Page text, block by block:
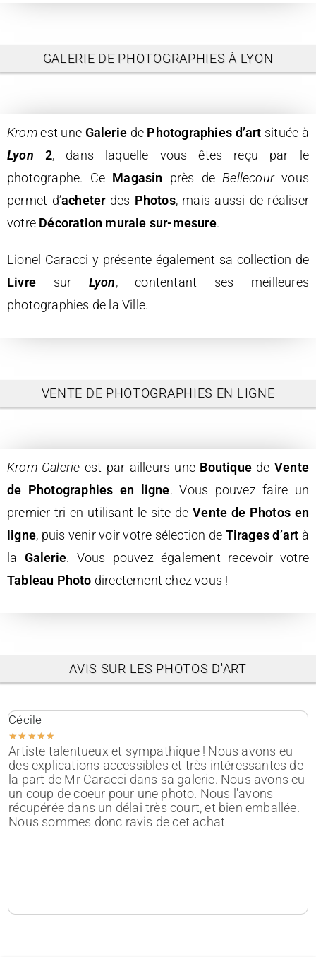
GALERIE DE PHOTOGRAPHIES À LYON
Kromest une Galerie de Photographies d’art située à
Lyon 2, dans laquelle vous êtes reçu par le
photographe. Ce Magasin près deBellecourvous
permet d’acheterdes Photos, mais aussi de réaliser
votre Décoration murale sur-mesure.
Lionel Caracci y présente également sa collection de
Livre sur Lyon, contentant ses meilleures
photographies de la Ville.
VENTE DE PHOTOGRAPHIES EN LIGNE
Krom Galerie est par ailleurs une Boutique de Vente
de Photographies en ligne. Vous pouvez faire un
premier tri en utilisant le site deVente de Photos en
ligne, puis venir voir votre sélection de Tirages d’art à
la Galerie. Vous pouvez également recevoir votre
Tableau Photo directement chez vous !
AVIS SUR LES PHOTOS D'ART
Cécile
★★ ★★★
Artiste talentueux et sympathique ! Nous avons eu
des explications accessibles et très intéressantes de
la part de Mr Caracci dans sa galerie. Nous avons eu
un coup de coeur pour une photo. Nous l'avons
récupérée dans un délai très court, et bien emballée.
Nous sommes donc ravis de cet achat